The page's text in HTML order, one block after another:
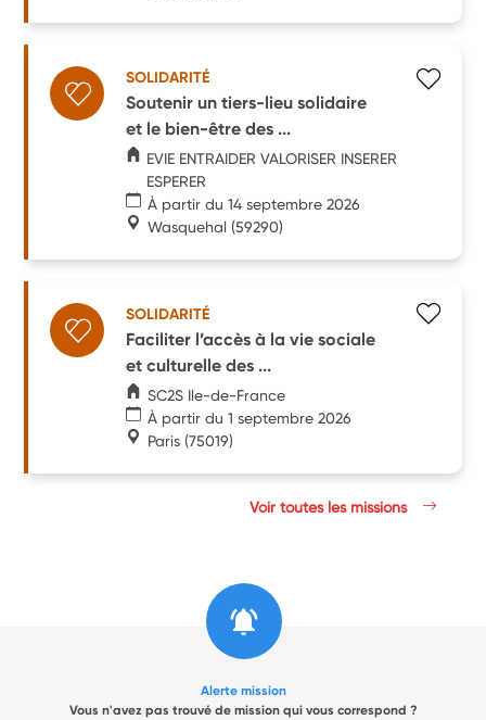
SOLIDARITÉ
Soutenir un tiers-lieu solidaire
et le bien-être des ...
EVIE ENTRAIDER VALORISER INSERER
ESPERER
À partir du 14 septembre 2026
Wasquehal (59290)
SOLIDARITÉ
Faciliter l’accès à la vie sociale
et culturelle des ...
SC2S Ile-de-France
À partir du 1 septembre 2026
Paris (75019)
Voir toutes les missions
Alerte mission
Vous n'avez pas trouvé de mission qui vous correspond ?